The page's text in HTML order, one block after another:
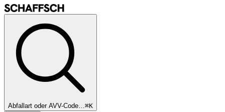
Abfallart oder AVV-Code…⌘K